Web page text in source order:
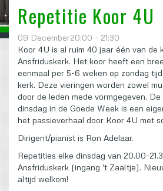
Repetitie Koor 4U
09 December20:00 - 21:30
Koor 4U is al ruim 40 jaar één van de
Ansfriduskerk. Het koor heeft een
eenmaal per 5-6 weken op zondag
kerk. Deze vieringen worden zowel
door de leden mede vormgegeven.
dinsdag in de Goede Week is een
het passieverhaal door Koor 4U met
Dirigent/pianist is Ron Adelaar.
Repetities elke dinsdag van 20.00-
Ansfriduskerk (ingang 't Zaaltje).
altijd welkom!